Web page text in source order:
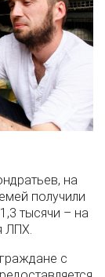
на
получили
тысячи – на
ЛПХ.
с